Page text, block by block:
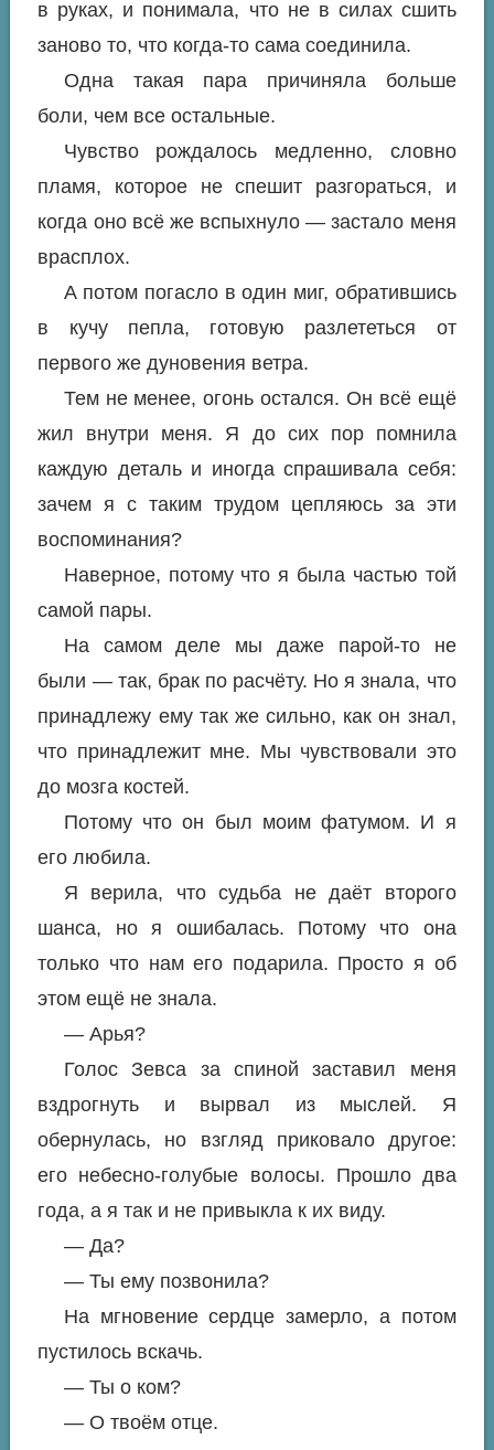
в руках, и понимала, что не в силах сшить
заново то, что когда-то сама соединила.
Одна такая пара причиняла больше
боли, чем все остальные.
Чувство рождалось медленно, словно
пламя, которое не спешит разгораться, и
когда оно всё же вспыхнуло — застало меня
врасплох.
А потом погасло в один миг, обратившись
в кучу пепла, готовую разлететься от
первого же дуновения ветра.
Тем не менее, огонь остался. Он всё ещё
жил внутри меня. Я до сих пор помнила
каждую деталь и иногда спрашивала себя:
зачем я с таким трудом цепляюсь за эти
воспоминания?
Наверное, потому что я была частью той
самой пары.
На самом деле мы даже парой-то не
были — так, брак по расчёту. Но я знала, что
принадлежу ему так же сильно, как он знал,
что принадлежит мне. Мы чувствовали это
до мозга костей.
Потому что он был моим фатумом. И я
его любила.
Я верила, что судьба не даёт второго
шанса, но я ошибалась. Потому что она
только что нам его подарила. Просто я об
этом ещё не знала.
— Арья?
Голос Зевса за спиной заставил меня
вздрогнуть и вырвал из мыслей. Я
обернулась, но взгляд приковало другое:
его небесно-голубые волосы. Прошло два
года, а я так и не привыкла к их виду.
— Да?
— Ты ему позвонила?
На мгновение сердце замерло, а потом
пустилось вскачь.
— Ты о ком?
— О твоём отце.